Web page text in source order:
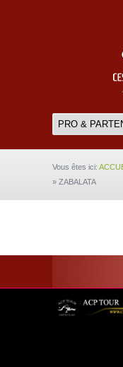
Vous êtes ici:
» ZABALATA